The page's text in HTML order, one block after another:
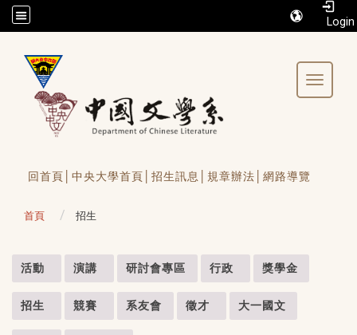
/accesskey"" title="Toolbar">:::
Toggle
回首頁│ 中央大學首頁│ 招生訊息│ 規章辦法│ 網路導覽
首頁 招生
活動 演講 研討會專區 行政 獎學金
招生 競賽 系友會 徵才 大一國文